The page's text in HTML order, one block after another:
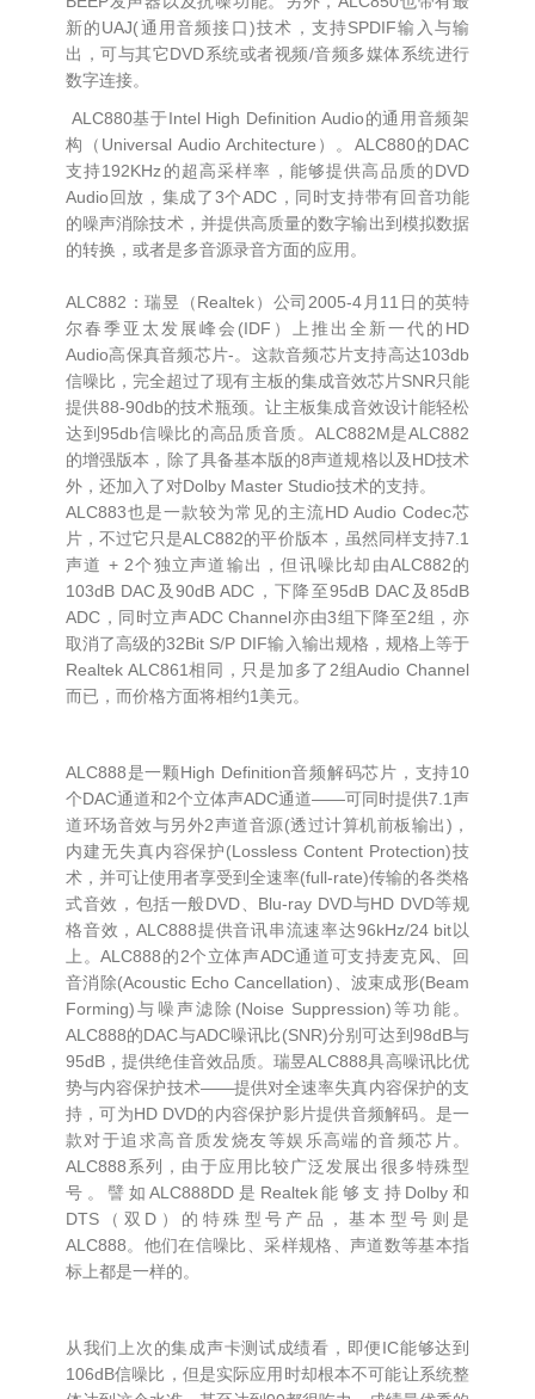
新的UAJ(通用音频接口)技术，支持SPDIF输入与输
出，可与其它DVD系统或者视频/音频多媒体系统进行
数字连接。
ALC880基于Intel High Definition Audio的通用音频架
构（Universal Audio Architecture）。ALC880的DAC
支持192KHz的超高采样率，能够提供高品质的DVD
Audio回放，集成了3个ADC，同时支持带有回音功能
的噪声消除技术，并提供高质量的数字输出到模拟数据
的转换，或者是多音源录音方面的应用。
ALC882：瑞昱（Realtek）公司2005-4月11日的英特
尔春季亚太发展峰会(IDF）上推出全新一代的HD
Audio高保真音频芯片-。这款音频芯片支持高达103db
信噪比，完全超过了现有主板的集成音效芯片SNR只能
提供88-90db的技术瓶颈。让主板集成音效设计能轻松
达到95db信噪比的高品质音质。ALC882M是ALC882
的增强版本，除了具备基本版的8声道规格以及HD技术
外，还加入了对Dolby Master Studio技术的支持。
ALC883也是一款较为常见的主流HD Audio Codec芯
片，不过它只是ALC882的平价版本，虽然同样支持7.1
声道 + 2个独立声道输出，但讯噪比却由ALC882的
103dB DAC及90dB ADC，下降至95dB DAC及85dB
ADC，同时立声ADC Channel亦由3组下降至2组，亦
取消了高级的32Bit S/P DIF输入输出规格，规格上等于
Realtek ALC861相同，只是加多了2组Audio Channel
而已，而价格方面将相约1美元。
ALC888是一颗High Definition音频解码芯片，支持10
个DAC通道和2个立体声ADC通道——可同时提供7.1声
道环场音效与另外2声道音源(透过计算机前板输出)，
内建无失真内容保护(Lossless Content Protection)技
术，并可让使用者享受到全速率(full-rate)传输的各类格
式音效，包括一般DVD、Blu-ray DVD与HD DVD等规
格音效，ALC888提供音讯串流速率达96kHz/24 bit以
上。ALC888的2个立体声ADC通道可支持麦克风、回
音消除(Acoustic Echo Cancellation)、波束成形(Beam
Forming)与噪声滤除(Noise Suppression)等功能。
ALC888的DAC与ADC噪讯比(SNR)分别可达到98dB与
95dB，提供绝佳音效品质。瑞昱ALC888具高噪讯比优
势与内容保护技术——提供对全速率失真内容保护的支
持，可为HD DVD的内容保护影片提供音频解码。是一
款对于追求高音质发烧友等娱乐高端的音频芯片。
ALC888系列，由于应用比较广泛发展出很多特殊型
号。譬如ALC888DD是Realtek能够支持Dolby和
DTS（双D）的特殊型号产品，基本型号则是
ALC888。他们在信噪比、采样规格、声道数等基本指
标上都是一样的。
从我们上次的集成声卡测试成绩看，即便IC能够达到
106dB信噪比，但是实际应用时却根本不可能让系统整